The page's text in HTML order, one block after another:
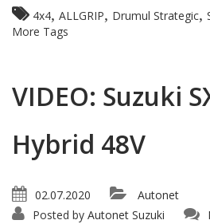
4x4, ALLGRIP, Drumul Strategic,
More Tags
VIDEO: Suzuki
Hybrid 48V
02.07.2020
Autonet
Posted by Autonet Suzuki